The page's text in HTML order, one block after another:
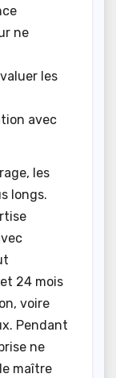
ne
les
avec
les
longs.
24 mois
voire
Pendant
ne
maître